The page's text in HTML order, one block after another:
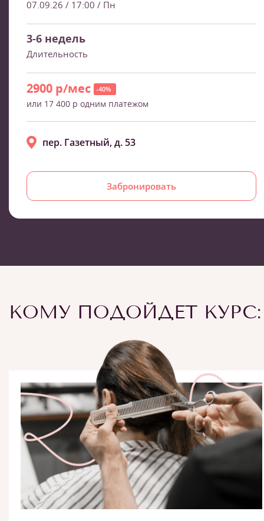
07.09.26 / 17:00 / Пн
3-6 недель
Длительность
2900 р/мес -40%
или 17 400 р одним платежом
Забронировать
пер. Газетный, д. 53
КОМУ ПОДОЙДЕТ КУРС: